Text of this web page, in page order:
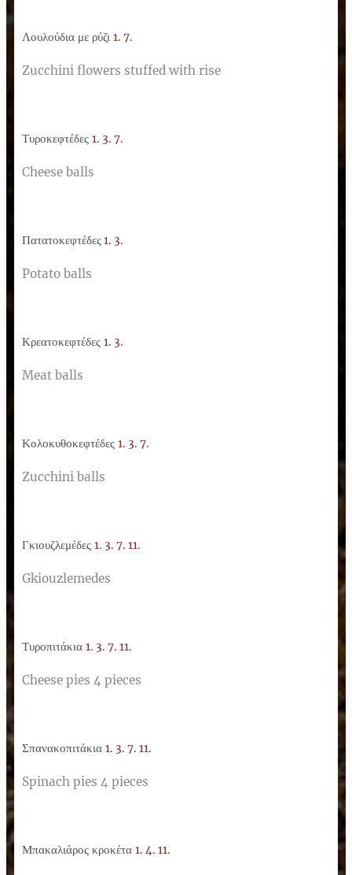
Λουλούδια με ρύζι 1. 7.
Zucchini flowers stuffed with rise
Τυροκεφτέδες 1. 3. 7.
Cheese balls
Πατατοκεφτέδες1. 3.
Potato balls
Κρεατοκεφτέδες 1. 3.
Meat balls
Κολοκυθοκεφτέδες 1. 3. 7.
Zucchini balls
Γκιουζλεμέδες 1. 3. 7. 11.
Gkiouzlemedes
Τυροπιτάκια 1. 3. 7. 11.
Cheese pies 4 pieces
Σπανακοπιτάκια 1. 3. 7. 11.
Spinach pies 4 pieces
Μπακαλιάρος κροκέτα 1. 4. 11.